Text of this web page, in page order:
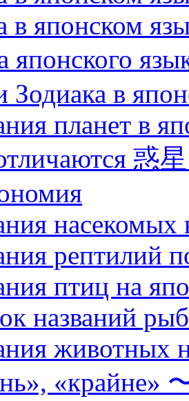
в японском
японского
Зодиака в
планет в
惑
насекомых
рептилий
птиц на
названий
животных
«крайне»